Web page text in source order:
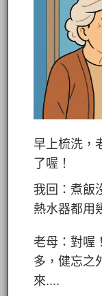
早上梳洗，
了喔！
我回：煮飯
熱水器都用
老母：對喔
多，健忘之
來....